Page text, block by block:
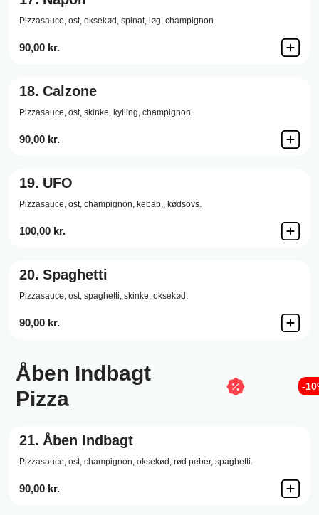
Pizzasauce, ost, oksekød, spinat, løg, champignon.
90,00 kr.
18. Calzone
Pizzasauce, ost, skinke, kylling, champignon.
90,00 kr.
19. UFO
Pizzasauce, ost, champignon, kebab,, kødsovs.
100,00 kr.
20. Spaghetti
Pizzasauce, ost, spaghetti, skinke, oksekød.
90,00 kr.
Åben Indbagt
Pizza
-
21. Åben Indbagt
Pizzasauce, ost, champignon, oksekød, rød peber, spaghetti.
90,00 kr.